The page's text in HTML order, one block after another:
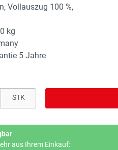
Vollauszug 100 %,
kg
5 Jahre
Gib den
STK
aus Ihrem Einkauf: